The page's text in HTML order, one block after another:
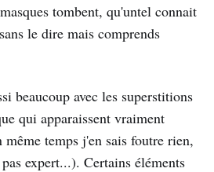
tombent, qu'untel connait
le dire mais comprends
beaucoup avec les superstitions
qui apparaissent vraiment
même temps j'en sais foutre rien,
expert...). Certains éléments